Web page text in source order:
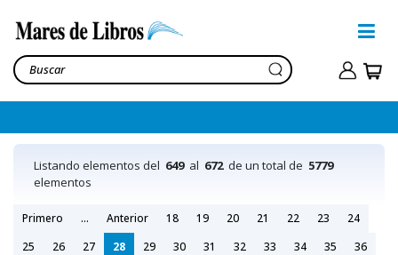
Listando elementos del 649al 672de un total de 5779
elementos
Primero ... Anterior 18 19 20 21 22 23
24
25
26 27 28 29 30 31 32 33 34 35
36